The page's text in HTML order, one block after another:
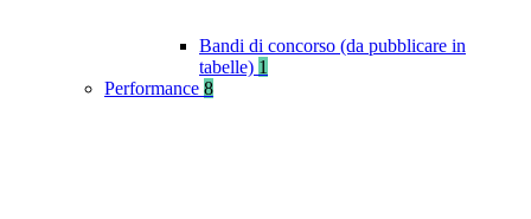
Bandi di concorso (da pubblicare in
tabelle) 1
Performance 8